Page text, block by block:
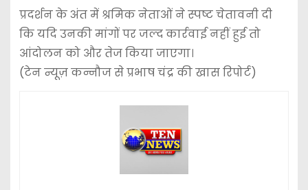
प्रदर्शन के अंत में श्रमिक नेताओं ने स्पष्ट चेतावनी दी
कि यदि उनकी मांगों पर जल्द कार्रवाई नहीं हुई तो
आंदोलन को और तेज किया जाएगा।
(टेन न्यूज़ कन्नौज से प्रभाष चंद्र की खास रिपोर्ट)